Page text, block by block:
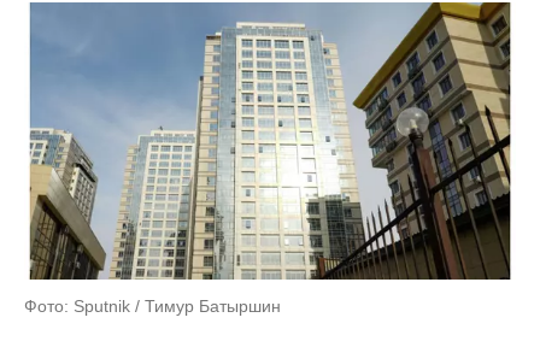
Фото: Sputnik / Тимур Батыршин